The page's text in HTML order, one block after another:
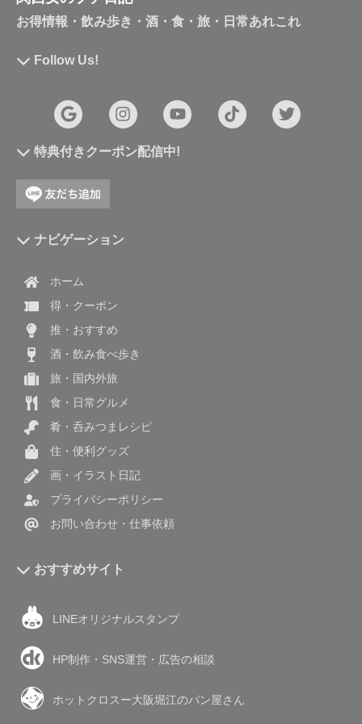
お得情報・飲み歩き・酒・食・旅・日常あれこれ
Follow Us!
特典付きクーポン配信中!
ナビゲーション
ホーム
得・クーポン
推・おすすめ
酒・飲み食べ歩き
旅・国内外旅
食・日常グルメ
肴・呑みつまレシピ
住・便利グッズ
画・イラスト日記
プライバシーポリシー
お問い合わせ・仕事依頼
おすすめサイト
LINEオリジナルスタンプ
HP制作・SNS運営・広告の相談
ホットクロスー大阪堀江のパン屋さん